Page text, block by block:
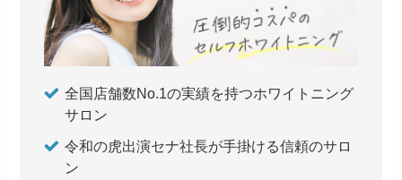
全国店舗数No.1の実績を持つホワイトニング
サロン
令和の虎出演セナ社長が手掛ける信頼のサロ
ン